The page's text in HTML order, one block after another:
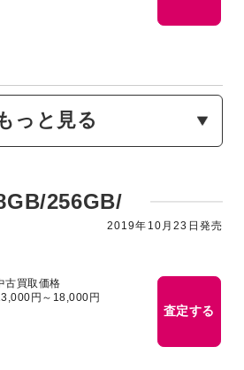
っと見る
256GB/
2019年10月23日発売
古買取価格
円～18,000円
査定する